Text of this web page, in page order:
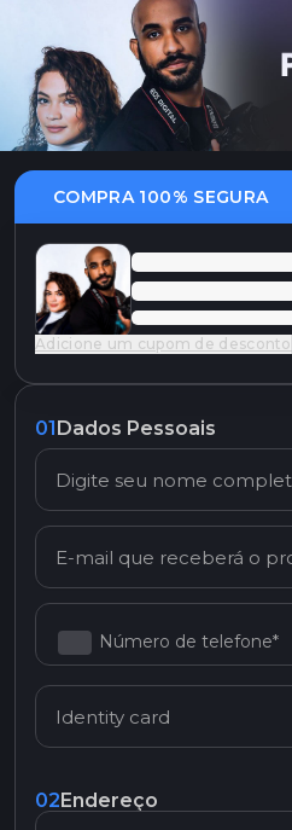
01 Dados Pessoais
Número de telefone*
02 Endereço
COMPRA 100% SEGURA
Adicione um cupom de desconto